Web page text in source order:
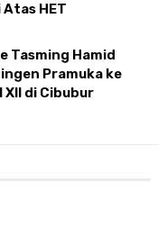
HET
Tasming Hamid
Pramuka ke
di Cibubur